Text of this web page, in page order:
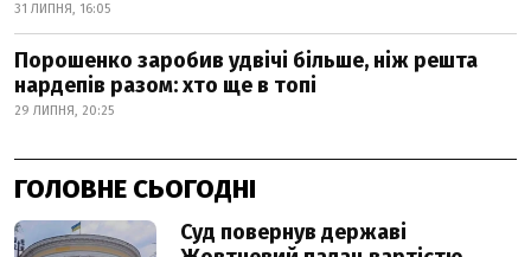
31 ЛИПНЯ, 16:05
Порошенко заробив удвічі більше, ніж решта
нардепів разом: хто ще в топі
29 ЛИПНЯ, 20:25
ГОЛОВНЕ СЬОГОДНІ
Суд повернув державі